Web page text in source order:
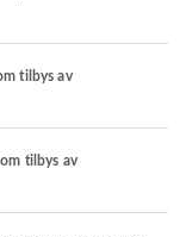
tilbys av
tilbys av